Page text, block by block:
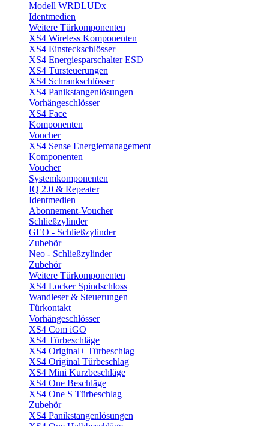
Modell WRDLUDx
Identmedien
Weitere Türkomponenten
XS4 Wireless Komponenten
XS4 Einsteckschlösser
XS4 Energiesparschalter ESD
XS4 Türsteuerungen
XS4 Schrankschlösser
XS4 Panikstangenlösungen
Vorhängeschlösser
XS4 Face
Komponenten
Voucher
XS4 Sense Energiemanagement
Komponenten
Voucher
Systemkomponenten
IQ 2.0 & Repeater
Identmedien
Abonnement-Voucher
Schließzylinder
GEO - Schließzylinder
Zubehör
Neo - Schließzylinder
Zubehör
Weitere Türkomponenten
XS4 Locker Spindschloss
Wandleser & Steuerungen
Türkontakt
Vorhängeschlösser
XS4 Com iGO
XS4 Türbeschläge
XS4 Original+ Türbeschlag
XS4 Original Türbeschlag
XS4 Mini Kurzbeschläge
XS4 One Beschläge
XS4 One S Türbeschlag
Zubehör
XS4 Panikstangenlösungen